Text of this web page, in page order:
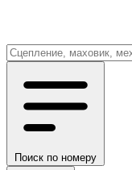
Поиск по номеру